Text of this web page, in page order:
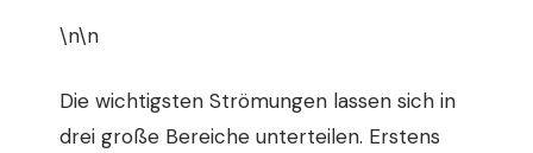
\n\n
Die wichtigsten Strömungen lassen sich in
drei große Bereiche unterteilen. Erstens